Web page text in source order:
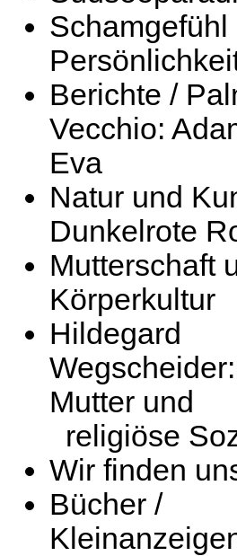
Schamgefühl
Berichte /
Vecchio:
Eva
Natur und
Dunkelrote
Mutterschaft
Körperkultur
Hildegard
Mutter und
religiöse
Wir finden
Bücher /